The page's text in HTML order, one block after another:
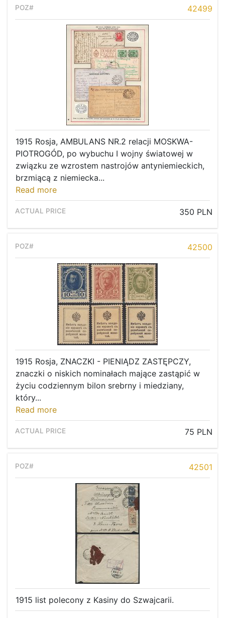
42499
1915 Rosja, AMBULANS NR.2 relacji MOSKWA-
PIOTROGÓD, po wybuchu I wojny światowej w
związku ze wzrostem nastrojów antyniemieckich,
brzmiącą z niemiecka...
Read more
350 PLN
42500
1915 Rosja, ZNACZKI - PIENIĄDZ ZASTĘPCZY,
znaczki o niskich nominałach mające zastąpić w
życiu codziennym bilon srebrny i miedziany,
który...
Read more
75 PLN
42501
1915 list polecony z Kasiny do Szwajcarii.